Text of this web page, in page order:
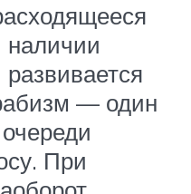
наличии
— один
При